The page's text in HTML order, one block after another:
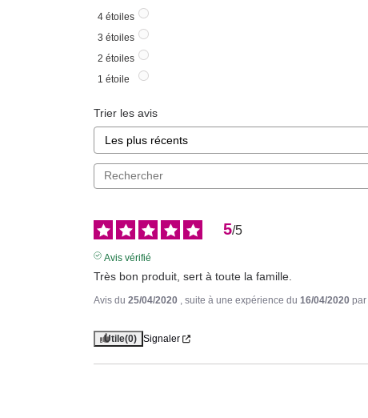
4 étoiles
3 étoiles
2 étoiles
1 étoile
Trier les avis
5/5
Avis vérifié
Très bon produit, sert à toute la famille.
Avis du 25/04/2020 , suite à une expérience du 16/04/2020 par
Utile(0) Signaler